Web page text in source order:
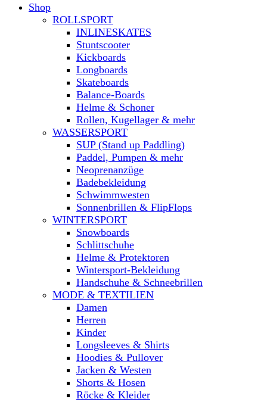
Shop
ROLLSPORT
INLINESKATES
Stuntscooter
Kickboards
Longboards
Skateboards
Balance-Boards
Helme & Schoner
Rollen, Kugellager & mehr
WASSERSPORT
SUP (Stand up Paddling)
Paddel, Pumpen & mehr
Neoprenanzüge
Badebekleidung
Schwimmwesten
Sonnenbrillen & FlipFlops
WINTERSPORT
Snowboards
Schlittschuhe
Helme & Protektoren
Wintersport-Bekleidung
Handschuhe & Schneebrillen
MODE & TEXTILIEN
Damen
Herren
Kinder
Longsleeves & Shirts
Hoodies & Pullover
Jacken & Westen
Shorts & Hosen
Röcke & Kleider